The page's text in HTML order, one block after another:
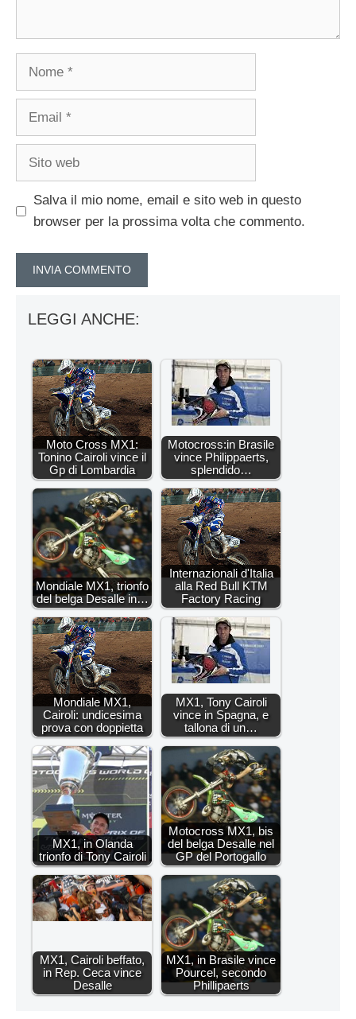
Nome
Email
Sito
Salva il mio nome, email e sito web in questo
browser per la prossima volta che commento.
LEGGI ANCHE:
Moto Cross MX1:
Tonino Cairoli vince il
Gp di Lombardia
Motocross:in Brasile
vince Philippaerts,
splendido…
Mondiale MX1, trionfo
del belga Desalle in…
Internazionali d'Italia
alla Red Bull KTM
Factory Racing
Mondiale MX1,
Cairoli: undicesima
prova con doppietta
MX1, Tony Cairoli
vince in Spagna, e
tallona di un…
MX1, in Olanda
trionfo di Tony Cairoli
Motocross MX1, bis
del belga Desalle nel
GP del Portogallo
MX1, Cairoli beffato,
in Rep. Ceca vince
Desalle
MX1, in Brasile vince
Pourcel, secondo
Phillipaerts